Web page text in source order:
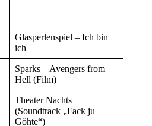
Glasperlenspiel – Ich bin
ich
Sparks – Avengers from
Hell (Film)
Theater Nachts
(Soundtrack „Fack ju
Göhte“)